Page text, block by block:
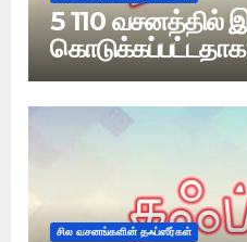
5 110 வசனத்தில்
வேதம் எது
சில வசனங்களின் தஃப்ஸீர்கள்